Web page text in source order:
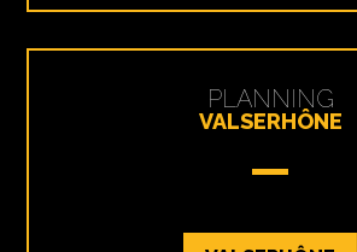
PLANNING
VALSERHÔNE